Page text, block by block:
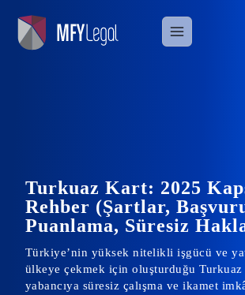
content
Turkuaz Kart: 2025
Rehber (Şartlar,
Puanlama, Süresiz
Türkiye’nin yüksek nitelikli işgücü ve
ülkeye çekmek için oluşturduğu Turkuaz
yabancıya süresiz çalışma ve ikamet